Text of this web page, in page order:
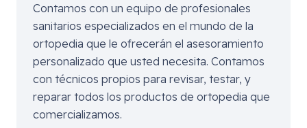
Contamos con un equipo de profesionales
sanitarios especializados en el mundo de la
ortopedia que le ofrecerán el asesoramiento
personalizado que usted necesita. Contamos
con técnicos propios para revisar, testar, y
reparar todos los productos de ortopedia que
comercializamos.